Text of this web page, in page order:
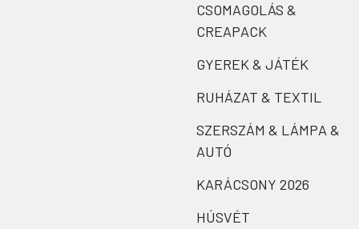
CSOMAGOLÁS &
CREAPACK
GYEREK & JÁTÉK
RUHÁZAT & TEXTIL
SZERSZÁM & LÁMPA &
AUTÓ
KARÁCSONY 2026
HÚSVÉT